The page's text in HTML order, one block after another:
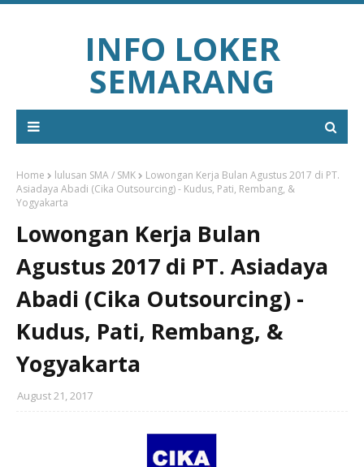
INFO LOKER
SEMARANG
Home lulusan SMA / SMK
Lowongan Kerja Bulan Agustus 2017 di PT.
Asiadaya Abadi (Cika Outsourcing) - Kudus, Pati, Rembang, &
Yogyakarta
Lowongan Kerja Bulan
Agustus 2017 di PT. Asiadaya
Abadi (Cika Outsourcing) -
Kudus, Pati, Rembang, &
Yogyakarta
August 21, 2017